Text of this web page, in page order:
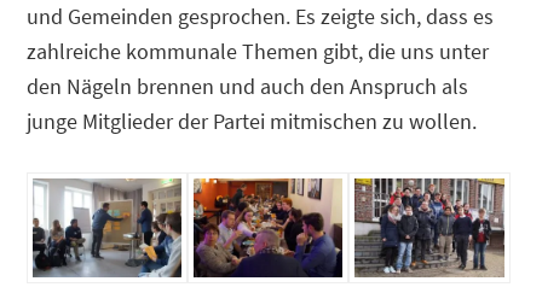
und Gemeinden gesprochen. Es zeigte sich, dass es
zahlreiche kommunale Themen gibt, die uns unter
den Nägeln brennen und auch den Anspruch als
junge Mitglieder der Partei mitmischen zu wollen.